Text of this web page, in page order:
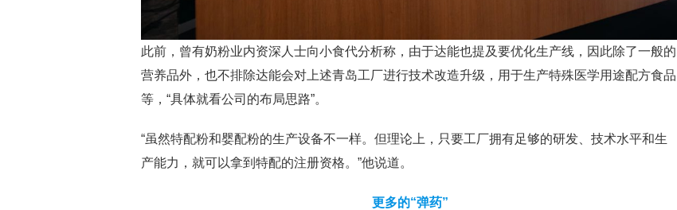
此前，曾有奶粉业内资深人士向小食代分析称，由于达能也提及要优化生产线，因此除了一般的
营养品外，也不排除达能会对上述青岛工厂进行技术改造升级，用于生产特殊医学用途配方食品
等，“具体就看公司的布局思路”。
“虽然特配粉和婴配粉的生产设备不一样。但理论上，只要工厂拥有足够的研发、技术水平和生
产能力，就可以拿到特配的注册资格。”他说道。
更多的“弹药”